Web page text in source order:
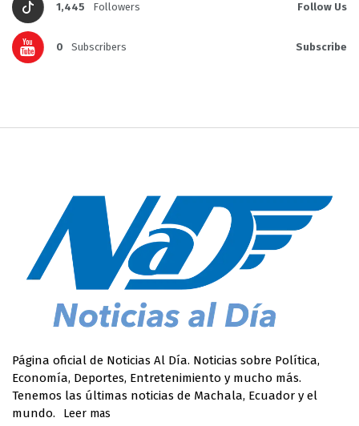
1,445 Followers Follow Us
0 Subscribers Subscribe
Página oficial de Noticias Al Día. Noticias sobre Política,
Economía, Deportes, Entretenimiento y mucho más.
Tenemos las últimas noticias de Machala, Ecuador y el
mundo.
Leer mas